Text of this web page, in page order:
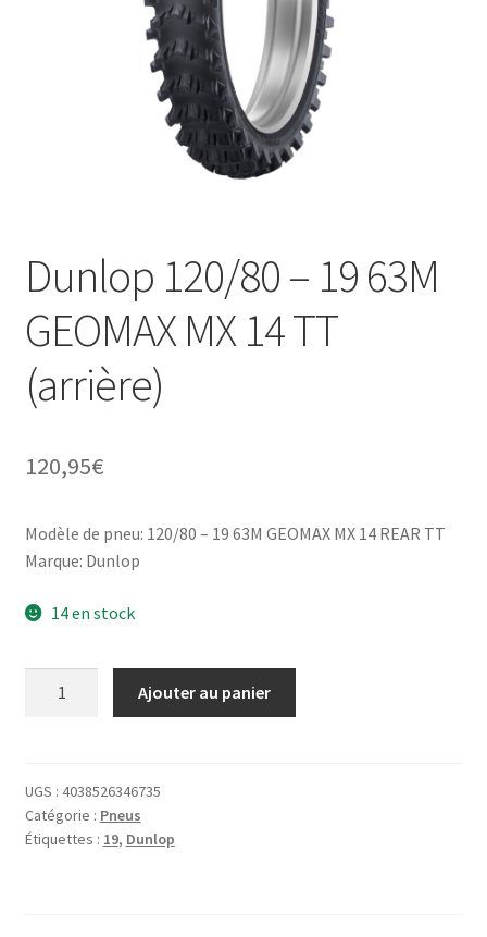
Dunlop 120/80 – 19 63M
GEOMAX MX 14 TT
(arrière)
120,95€
Modèle de pneu: 120/80 – 19 63M GEOMAX MX 14 REAR TT
Marque: Dunlop
14 en stock
-
19
63M
Ajouter au panier
UGS : 4038526346735
Catégorie : Pneus
Étiquettes : 19, Dunlop